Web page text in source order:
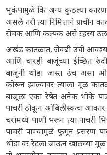
भूकंपामुळे कि अन्य कुठल्या
असले तरी त्या निमित्ताने प्राचीन
रोचक आणि कल्पक असे रहस्य
अखंड कातळात, जेवढी उंची आवश्यक
आणि चारही बाजूंच्या ईच्छित
बाजूंनी थोडा जास्त उंच असा
कोरून झाल्यावर त्याला मूळ
बाजूला एका रेषेत अनेक भोके
पाचरी ठोकून ओबिलीस्कचा आकार
चरांमध्ये पाणी भरून त्या पाचरी
पाचरी पाण्यामुळे फुगून प्रसरण
थोडा वर रेटला जाऊन खालच्या